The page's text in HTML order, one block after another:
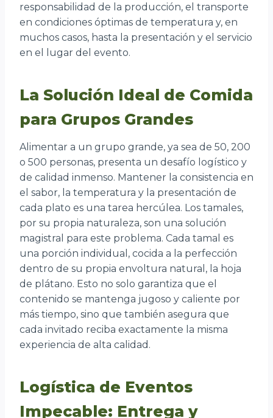
responsabilidad de la producción, el transporte
en condiciones óptimas de temperatura y, en
muchos casos, hasta la presentación y el servicio
en el lugar del evento.
La Solución Ideal de Comida
para Grupos Grandes
Alimentar a un grupo grande, ya sea de 50, 200
o 500 personas, presenta un desafío logístico y
de calidad inmenso. Mantener la consistencia en
el sabor, la temperatura y la presentación de
cada plato es una tarea hercúlea. Los tamales,
por su propia naturaleza, son una solución
magistral para este problema. Cada tamal es
una porción individual, cocida a la perfección
dentro de su propia envoltura natural, la hoja
de plátano. Esto no solo garantiza que el
contenido se mantenga jugoso y caliente por
más tiempo, sino que también asegura que
cada invitado reciba exactamente la misma
experiencia de alta calidad.
Logística de Eventos
Impecable: Entrega y